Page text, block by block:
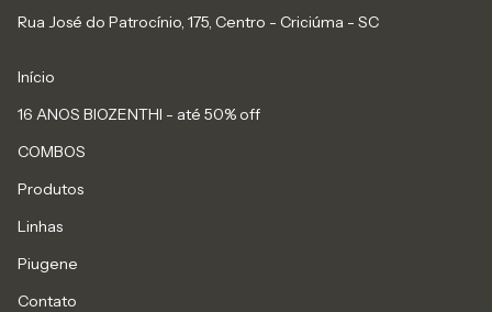
Rua José do Patrocínio, 175, Centro - Criciúma - SC
Início
16 ANOS BIOZENTHI - até 50% off
COMBOS
Produtos
Linhas
Piugene
Contato